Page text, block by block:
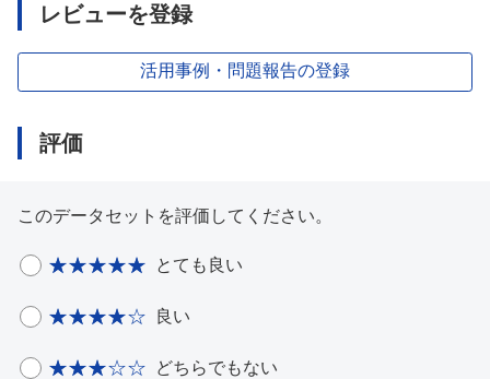
レビューを登録
活用事例・問題報告の登録
評価
このデータセットを評価してください。
とても良い
良い
どちらでもない